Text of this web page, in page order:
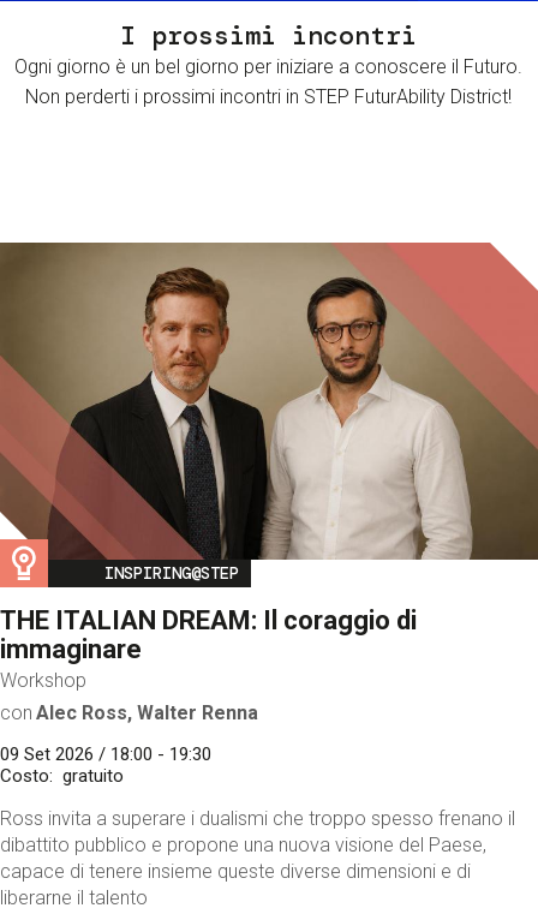
I prossimi incontri
Ogni giorno è un bel giorno per iniziare a conoscere il Futuro.
Non perderti i prossimi incontri in STEP FuturAbility District!
Image
INSPIRING@STEP
THE ITALIAN DREAM: Il coraggio di
immaginare
Workshop
con Alec Ross, Walter Renna
09 Set 2026 / 18:00 - 19:30
Costo
gratuito
Ross invita a superare i dualismi che troppo spesso frenano il
dibattito pubblico e propone una nuova visione del Paese,
capace di tenere insieme queste diverse dimensioni e di
liberarne il talento